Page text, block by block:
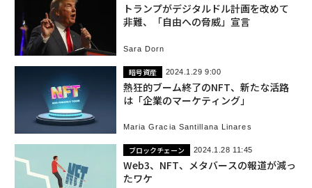
トランプがデジタルドル計画を改めて
非難、「自由への脅威」宣言
Sara Dorn
暗号資産 2024.1.29 9:00
熱狂的ブーム終了のNFT、新たな活路
は「企業のマーケティング」
Maria Gracia Santillana Linares
ブロックチェーン 2024.1.28 11:45
Web3、NFT、メタバースの報道が減っ
たワケ